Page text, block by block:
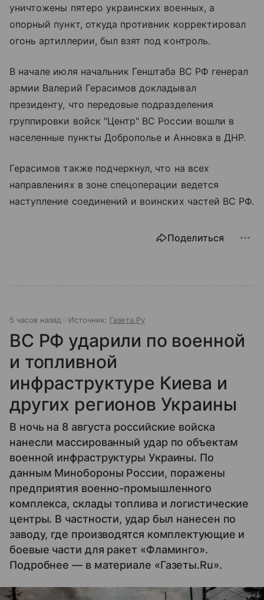
уничтожены пятеро украинских военных, а
опорный пункт, откуда противник корректировал
огонь артиллерии, был взят под контроль.
В начале июля начальник Генштаба ВС РФ генерал
армии Валерий Герасимов докладывал
президенту, что передовые подразделения
группировки войск "Центр" ВС России вошли в
населенные пункты Доброполье и Анновка в ДНР.
Герасимов также подчеркнул, что на всех
направлениях в зоне спецоперации ведется
наступление соединений и воинских частей ВС РФ.
Поделиться
5 часов назад Источник: Газета.Ру
ВС РФ ударили по военной
и топливной
инфраструктуре Киева и
других регионов Украины
В ночь на 8 августа российские войска
нанесли массированный удар по объектам
военной инфраструктуры Украины. По
данным Минобороны России, поражены
предприятия военно-промышленного
комплекса, склады топлива и логистические
центры. В частности, удар был нанесен по
заводу, где производятся комплектующие и
боевые части для ракет «Фламинго».
Подробнее — в материале «Газеты.Ru».